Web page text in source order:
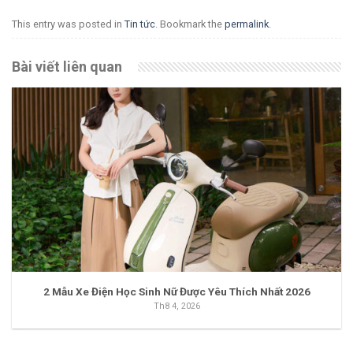
This entry was posted in Tin tức . Bookmark the permalink
Bài viết liên quan
2 Mẫu Xe Điện Học Sinh Nữ Được Yêu Thích Nhất 2026
Th8 4, 2026